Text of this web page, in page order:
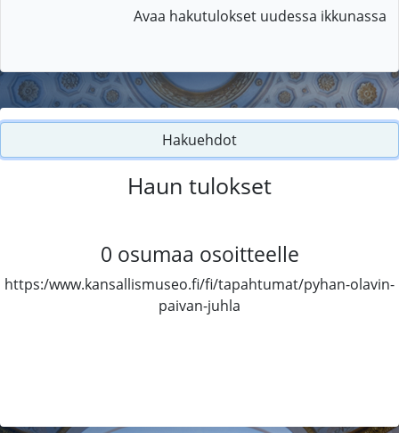
Avaa hakutulokset uudessa ikkunassa
Hakuehdot
Haun tulokset
0 osumaa osoitteelle
https:/www.kansallismuseo.fi/fi/tapahtumat/pyhan-olavin-
paivan-juhla